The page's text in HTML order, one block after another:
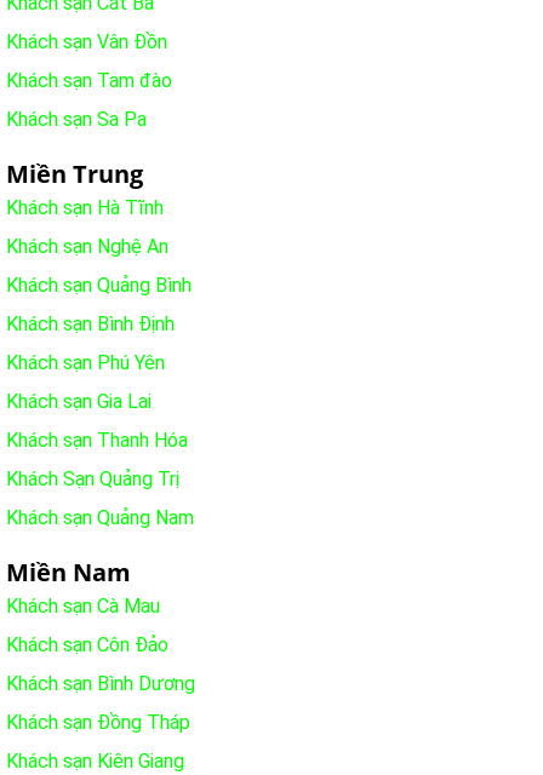
Khách sạn Vân Đồn
Khách sạn Tam đào
Khách sạn Sa Pa
Miền Trung
Khách sạn Hà Tĩnh
Khách sạn Nghệ An
Khách sạn Quảng Bình
Khách sạn Bình Định
Khách sạn Phú Yên
Khách sạn Gia Lai
Khách sạn Thanh Hóa
Khách Sạn Quảng Trị
Khách sạn Quảng Nam
Miền Nam
Khách sạn Cà Mau
Khách sạn Côn Đảo
Khách sạn Bình Dương
Khách sạn Đồng Tháp
Khách sạn Kiên Giang